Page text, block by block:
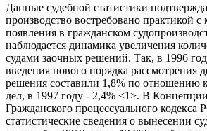
Данные судебной статистики
производство востребовано практикой с
появления в гражданском
наблюдается динамика увеличения
судами заочных решений. Так, в 1996
введения нового порядка рассмотрения
решения составили 1,8% по отношению
дел, в 1997 году - 2,4% <1>. В
Гражданского процессуального кодекса
статистические сведения о вынесении